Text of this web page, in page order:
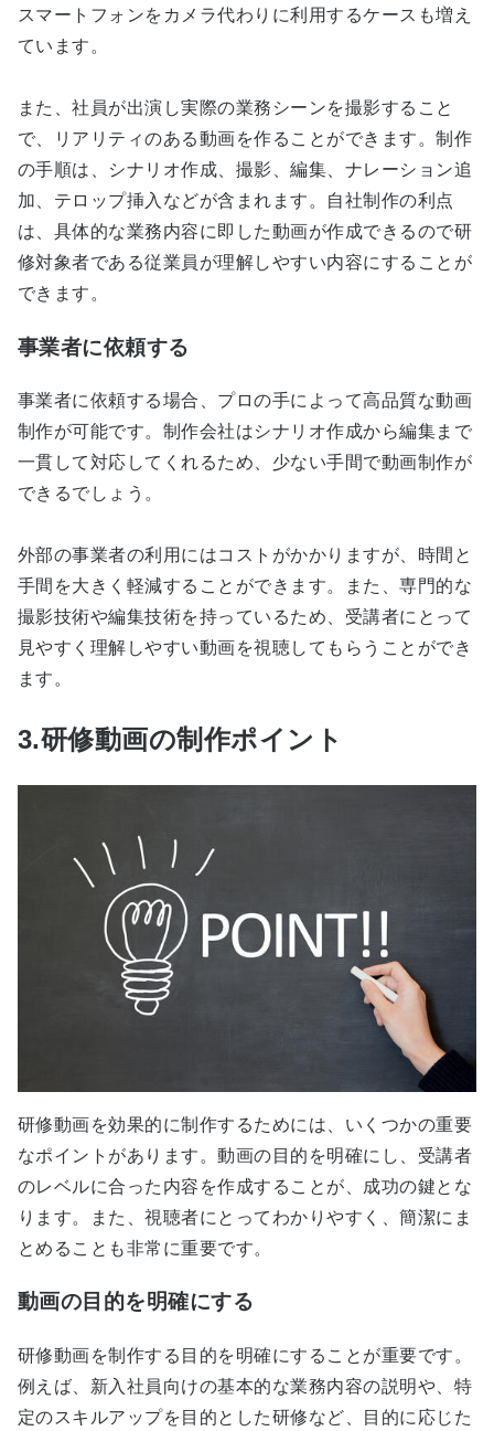
スマートフォンをカメラ代わりに利用するケースも増え
ています。
また、社員が出演し実際の業務シーンを撮影すること
で、リアリティのある動画を作ることができます。制作
の手順は、シナリオ作成、撮影、編集、ナレーション追
加、テロップ挿入などが含まれます。自社制作の利点
は、具体的な業務内容に即した動画が作成できるので研
修対象者である従業員が理解しやすい内容にすることが
できます。
事業者に依頼する
事業者に依頼する場合、プロの手によって高品質な動画
制作が可能です。制作会社はシナリオ作成から編集まで
一貫して対応してくれるため、少ない手間で動画制作が
できるでしょう。
外部の事業者の利用にはコストがかかりますが、時間と
手間を大きく軽減することができます。また、専門的な
撮影技術や編集技術を持っているため、受講者にとって
見やすく理解しやすい動画を視聴してもらうことができ
ます。
3.研修動画の制作ポイント
研修動画を効果的に制作するためには、いくつかの重要
なポイントがあります。動画の目的を明確にし、受講者
のレベルに合った内容を作成することが、成功の鍵とな
ります。また、視聴者にとってわかりやすく、簡潔にま
とめることも非常に重要です。
動画の目的を明確にする
研修動画を制作する目的を明確にすることが重要です。
例えば、新入社員向けの基本的な業務内容の説明や、特
定のスキルアップを目的とした研修など、目的に応じた